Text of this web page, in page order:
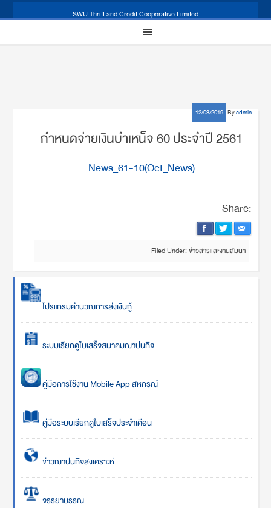
SWU Thrift and Credit Cooperative Limited
12/03/2019 Byadmin
กำหนดจ่ายเงินบำเหน็จ 60 ประจำปี 2561
News_61-10(Oct_News)
Share:
Filed Under:ข่าวสารและงานสัมนา
โปรแกรมคำนวณการส่งเงินกู้
ระบบเรียกดูใบเสร็จสมาคมฌาปนกิจ
คู่มือการใช้งาน Mobile App สหกรณ์
คู่มือระบบเรียกดูใบเสร็จประจำเดือน
ข่าวฌาปนกิจสงเคราะห์
จรรยาบรรณ